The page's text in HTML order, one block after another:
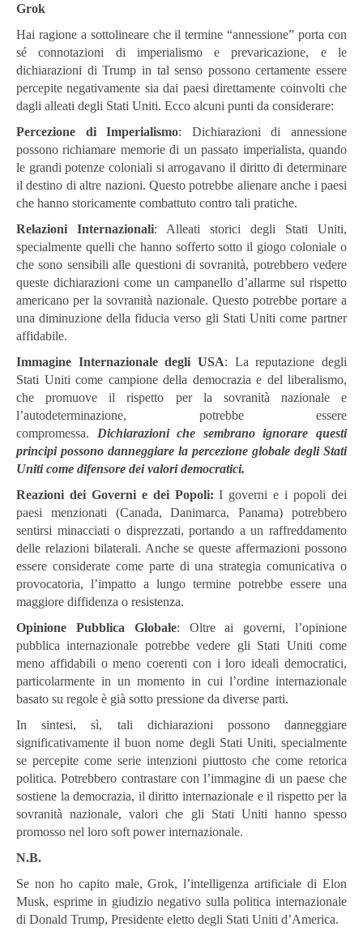
Grok
Hai ragione a sottolineare che il termine “annessione” porta con
sé connotazioni di imperialismo e prevaricazione, e le
dichiarazioni di Trump in tal senso possono certamente essere
percepite negativamente sia dai paesi direttamente coinvolti che
dagli alleati degli Stati Uniti. Ecco alcuni punti da considerare:
Percezione di Imperialismo: Dichiarazioni di annessione
possono richiamare memorie di un passato imperialista, quando
le grandi potenze coloniali si arrogavano il diritto di determinare
il destino di altre nazioni. Questo potrebbe alienare anche i paesi
che hanno storicamente combattuto contro tali pratiche.
Relazioni Internazionali: Alleati storici degli Stati Uniti,
specialmente quelli che hanno sofferto sotto il giogo coloniale o
che sono sensibili alle questioni di sovranità, potrebbero vedere
queste dichiarazioni come un campanello d’allarme sul rispetto
americano per la sovranità nazionale. Questo potrebbe portare a
una diminuzione della fiducia verso gli Stati Uniti come partner
affidabile.
Immagine Internazionale degli USA: La reputazione degli
Stati Uniti come campione della democrazia e del liberalismo,
che promuove il rispetto per la sovranità nazionale e
l’autodeterminazione, potrebbe essere
compromessa. Dichiarazioni che sembrano ignorare questi
principi possono danneggiare la percezione globale degli Stati
Uniti come difensore dei valori democratici.
Reazioni dei Governi e dei Popoli: I governi e i popoli dei
paesi menzionati (Canada, Danimarca, Panama) potrebbero
sentirsi minacciati o disprezzati, portando a un raffreddamento
delle relazioni bilaterali. Anche se queste affermazioni possono
essere considerate come parte di una strategia comunicativa o
provocatoria, l’impatto a lungo termine potrebbe essere una
maggiore diffidenza o resistenza.
Opinione Pubblica Globale: Oltre ai governi, l’opinione
pubblica internazionale potrebbe vedere gli Stati Uniti come
meno affidabili o meno coerenti con i loro ideali democratici,
particolarmente in un momento in cui l’ordine internazionale
basato su regole è già sotto pressione da diverse parti.
In sintesi, sì, tali dichiarazioni possono danneggiare
significativamente il buon nome degli Stati Uniti, specialmente
se percepite come serie intenzioni piuttosto che come retorica
politica. Potrebbero contrastare con l’immagine di un paese che
sostiene la democrazia, il diritto internazionale e il rispetto per la
sovranità nazionale, valori che gli Stati Uniti hanno spesso
promosso nel loro soft power internazionale.
N.B.
Se non ho capito male, Grok, l’intelligenza artificiale di Elon
Musk, esprime in giudizio negativo sulla politica internazionale
di Donald Trump, Presidente eletto degli Stati Uniti d’America.